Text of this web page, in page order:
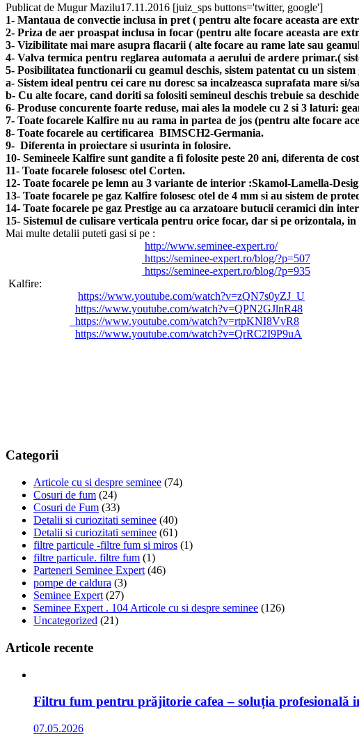
Publicat de Mugur Mazilu17.11.2016 [juiz_sps buttons='twitter, google']
1- Mantaua de convectie inclusa in pret ( pentru alte focare aceasta are
2- Priza de aer proaspat inclusa in focar (pentru alte focare aceasta are
3- Vizibilitate mai mare asupra flacarii ( alte focare au rame late sau
4- Valva termica pentru reglarea automata a aerului de ardere primar.(
5- Posibilitatea functionarii cu geamul deschis, sistem patentat cu un
a- Sistem ideal pentru cei care nu doresc sa incalzeasca suprafata mare si/
b- Cu alte focare, cand doriti sa folositi semineul deschis trebuie sa
6- Produse concurente foarte reduse, mai ales la modele cu 2 si 3 laturi:
7- Toate focarele Kalfire nu au rama in partea de jos (pentru alte focare
8- Toate focarele au certificarea BIMSCH2-Germania.
9- Diferenta in proiectare si usurinta in folosire.
10- Semineele Kalfire sunt gandite a fi folosite peste 20 ani, diferenta de
11- Toate focarele folosesc otel Corten.
12- Toate focarele pe lemn au 3 variante de interior :Skamol-Lamella-
13- Toate focarele pe gaz Kalfire folosesc otel de 4 mm si au sistem de
14- Toate focarele pe gaz Prestige au ca arzatoare butucii ceramici din
15- Sistemul de culisare verticala pentru orice focar, dar si pe orizontala,
Mai multe detalii puteti gasi si pe :
http://www.seminee-expert.ro/
https://seminee-expert.ro/blog/?p=507
https://seminee-expert.ro/blog/?p=935
Kalfire:
https://www.youtube.com/watch?v=zQN7s0yZJ_U
https://www.youtube.com/watch?v=QPN2GJlnR48
https://www.youtube.com/watch?v=rtpKNI8VvR8
https://www.youtube.com/watch?v=QrRC2I9P9uA
Categorii
Articole cu si despre seminee (74)
Cosuri de fum (24)
Cosuri de Fum (33)
Detalii si curiozitati seminee (40)
Detalii si curiozitati seminee (61)
filtre particule -filtre fum si miros (1)
filtre particule. filtre fum (1)
Parteneri Seminee Expert (46)
pompe de caldura (3)
Seminee Expert (27)
Seminee Expert . 104 Articole cu si despre seminee (126)
Uncategorized (21)
Articole recente
Filtru fum pentru prăjitorie cafea – soluția profesională
07.05.2026